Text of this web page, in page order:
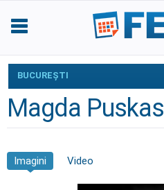
BUCUREŞTI
Magda Puskas
Imagini Video